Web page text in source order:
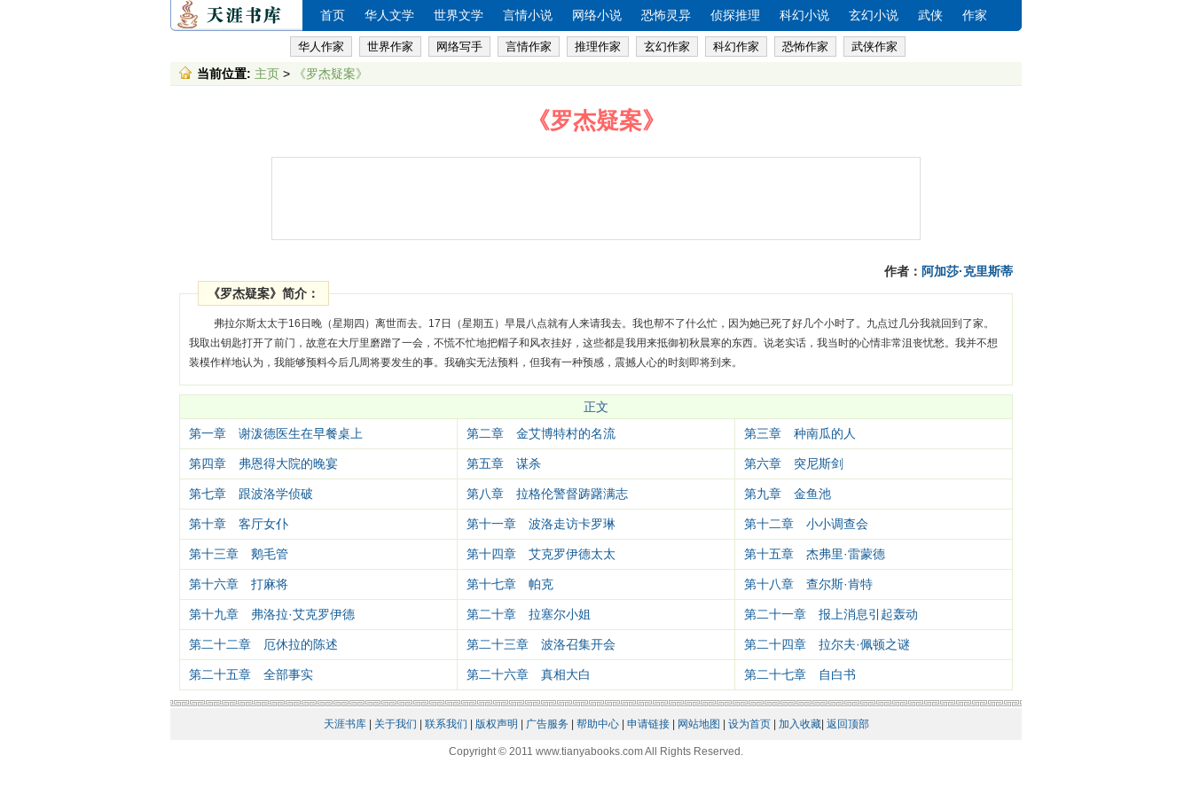
首页 华人文学 世界文学 言情小说 网络小说 恐怖灵异 侦探推理 科幻小说 玄幻小说 武侠 作家
华人作家 世界作家 网络写手 言情作家 推理作家 玄幻作家 科幻作家 恐怖作家 武侠作家
当前位置: 主页 > 《罗杰疑案》
《罗杰疑案》
作者： 阿加莎·克里斯蒂
《罗杰疑案》简介：
弗拉尔斯太太于16日晚（星期四）离世而去。17日（星期五）早晨八点就有人来请我去。我也帮不了什么忙，因为她已死了好几个小时了。九点过几分我就回到了家。
我取出钥匙打开了前门，故意在大厅里磨蹭了一会，不慌不忙地把帽子和风衣挂好，这些都是我用来抵御初秋晨寒的东西。说老实话，我当时的心情非常沮丧忧愁。我并不想
装模作样地认为，我能够预料今后几周将要发生的事。我确实无法预料，但我有一种预感，震撼人心的时刻即将到来。
正文
第一章 谢泼德医生在早餐桌上
第二章 金艾博特村的名流 第三章 种南瓜的人
第四章 弗恩得大院的晚宴 第五章 谋杀 第六章 突尼斯剑
第七章 跟波洛学侦破 第八章 拉格伦警督踌躇满志 第九章 金鱼池
第十章 客厅女仆 第十一章 波洛走访卡罗琳 第十二章 小小调查会
第十三章 鹅毛管 第十四章 艾克罗伊德太太 第十五章 杰弗里·雷蒙德
第十六章 打麻将 第十七章 帕克 第十八章 查尔斯·肯特
第十九章 弗洛拉·艾克罗伊德 第二十章 拉塞尔小姐 第二十一章 报上消息引起轰动
第二十二章 厄休拉的陈述 第二十三章 波洛召集开会 第二十四章 拉尔夫·佩顿之谜
第二十五章 全部事实 第二十六章 真相大白 第二十七章 自白书
天涯书库| 关于我们 联系我们 版权声明 广告服务 帮助中心| 申请链接| 网站地图 设为首页| 加入收藏| 返回顶部
Copyright © 2011 www.tianyabooks.com All Rights Reserved.